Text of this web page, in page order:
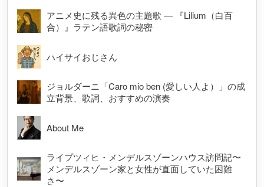
アニメ史に残る異色の主題歌 — 『Lilium（白百
合）』ラテン語歌詞の秘密
ハイサイおじさん
ジョルダーニ「Caro mio ben (愛しい人よ）」の成
立背景、歌詞、おすすめの演奏
About Me
ライプツィヒ・メンデルスゾーンハウス訪問記〜
メンデルスゾーン家と女性が直面していた困難
さ〜